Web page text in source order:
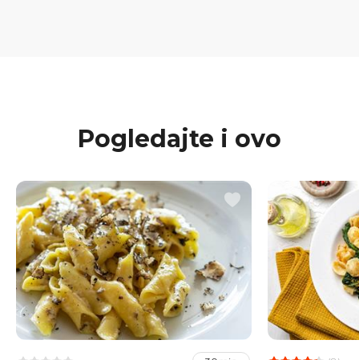
Pogledajte i ovo